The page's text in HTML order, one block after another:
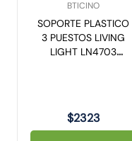
BTICINO
SOPORTE PLASTICO
3 PUESTOS LIVING
LIGHT LN4703
$2323